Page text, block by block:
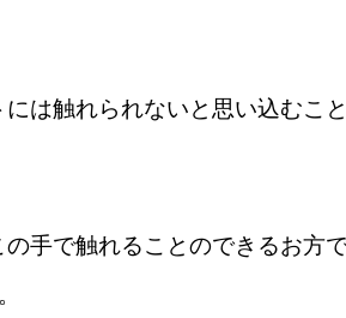
は触れられないと思い込むこ
手で触れることのできるお方